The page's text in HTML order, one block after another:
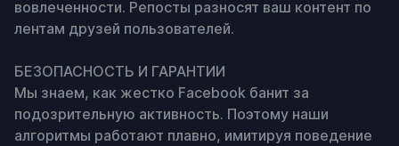
вовлеченности. Репосты разносят ваш контент по
лентам друзей пользователей.
БЕЗОПАСНОСТЬ И ГАРАНТИИ
Мы знаем, как жестко Facebook банит за
подозрительную активность. Поэтому наши
алгоритмы работают плавно, имитируя поведение